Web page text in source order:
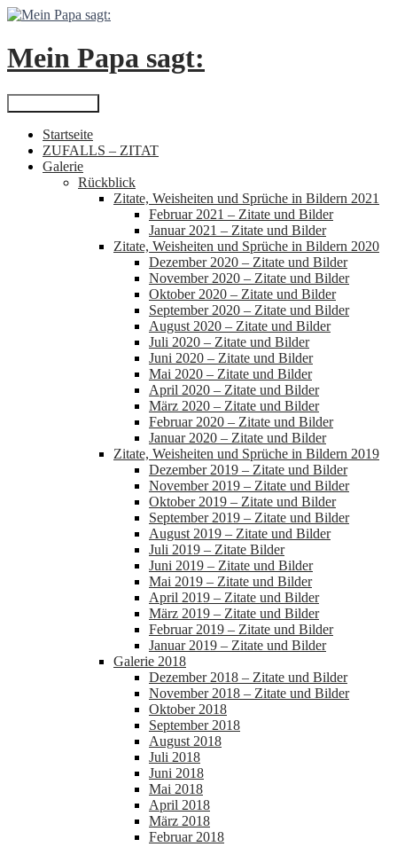
Zum
springen
Mein Papa sagt:
Suchen
Startseite
ZUFALLS – ZITAT
Galerie
Rückblick
Zitate, Weisheiten und Sprüche in Bildern 2021
Februar 2021 – Zitate und Bilder
Januar 2021 – Zitate und Bilder
Zitate, Weisheiten und Sprüche in Bildern 2020
Dezember 2020 – Zitate und Bilder
November 2020 – Zitate und Bilder
Oktober 2020 – Zitate und Bilder
September 2020 – Zitate und Bilder
August 2020 – Zitate und Bilder
Juli 2020 – Zitate und Bilder
Juni 2020 – Zitate und Bilder
Mai 2020 – Zitate und Bilder
April 2020 – Zitate und Bilder
März 2020 – Zitate und Bilder
Februar 2020 – Zitate und Bilder
Januar 2020 – Zitate und Bilder
Zitate, Weisheiten und Sprüche in Bildern 2019
Dezember 2019 – Zitate und Bilder
November 2019 – Zitate und Bilder
Oktober 2019 – Zitate und Bilder
September 2019 – Zitate und Bilder
August 2019 – Zitate und Bilder
Juli 2019 – Zitate Bilder
Juni 2019 – Zitate und Bilder
Mai 2019 – Zitate und Bilder
April 2019 – Zitate und Bilder
März 2019 – Zitate und Bilder
Februar 2019 – Zitate und Bilder
Januar 2019 – Zitate und Bilder
Galerie 2018
Dezember 2018 – Zitate und Bilder
November 2018 – Zitate und Bilder
Oktober 2018
September 2018
August 2018
Juli 2018
Juni 2018
Mai 2018
April 2018
März 2018
Februar 2018